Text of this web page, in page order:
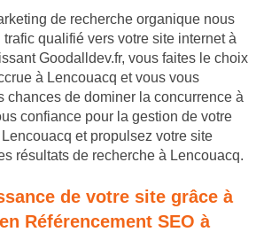
de recherche organique nous
qualifié vers votre site internet à
Goodalldev.fr, vous faites le choix
à Lencouacq et vous vous
chances de dominer la concurrence à
confiance pour la gestion de votre
et propulsez votre site
résultats de recherche à Lencouacq.
de votre site grâce à
Référencement SEO à